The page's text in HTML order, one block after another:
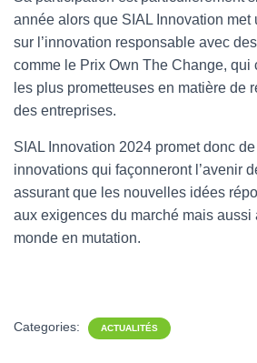
année alors que SIAL Innovation met
sur l’innovation responsable avec
comme le Prix Own The Change, qui
les plus prometteuses en matière de
des entreprises.
SIAL Innovation 2024 promet donc
innovations qui façonneront l’avenir
assurant que les nouvelles idées
aux exigences du marché mais aussi
monde en mutation.
Categories: ACTUALITÉS